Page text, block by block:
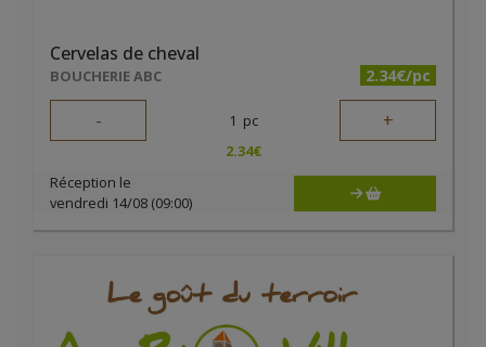
Cervelas de cheval
BOUCHERIE ABC 2.34€/pc
- 1 pc +
2.34€
Réception le
vendredi 14/08 (09:00)